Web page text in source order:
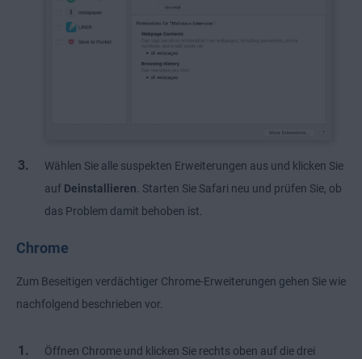
Wählen Sie alle suspekten Erweiterungen aus und klicken Sie
auf Deinstallieren . Starten Sie Safari neu und prüfen Sie, ob
das Problem damit behoben ist.
Chrome
Zum Beseitigen verdächtiger Chrome-Erweiterungen gehen Sie wie
nachfolgend beschrieben vor.
Öffnen Chrome und klicken Sie rechts oben auf die drei